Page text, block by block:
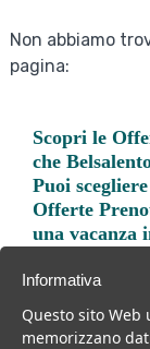
Non abbiamo
pagina:
Scopri le
che
Puoi
Offerte
una vacanza
Informativa
Questo sito
memorizzano